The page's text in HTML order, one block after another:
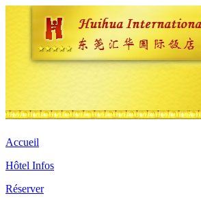
Accueil
Hôtel Infos
Réserver